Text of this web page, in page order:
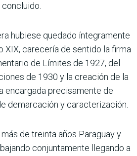
hubiese quedado íntegramente
XIX, carecería de sentido la firma
de Límites de 1927, del
de 1930 y la creación de la
encargada precisamente de
demarcación y caracterización.
de treinta años Paraguay y
conjuntamente llegando a